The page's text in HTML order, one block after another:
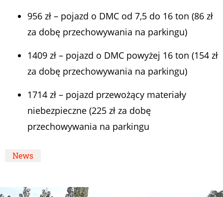
956 zł – pojazd o DMC od 7,5 do 16 ton (86 zł
za dobę przechowywania na parkingu)
1409 zł – pojazd o DMC powyżej 16 ton (154 zł
za dobę przechowywania na parkingu)
1714 zł – pojazd przewożący materiały
niebezpieczne (225 zł za dobę
przechowywania na parkingu
News